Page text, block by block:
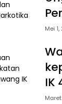
Mei
IK